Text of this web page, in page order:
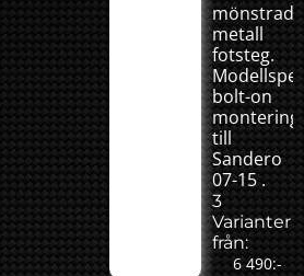
mönstrade
metall
fotsteg.
bolt-on
montering
till
Sandero
07-15 .
3
Varianter
från:
6 490:-